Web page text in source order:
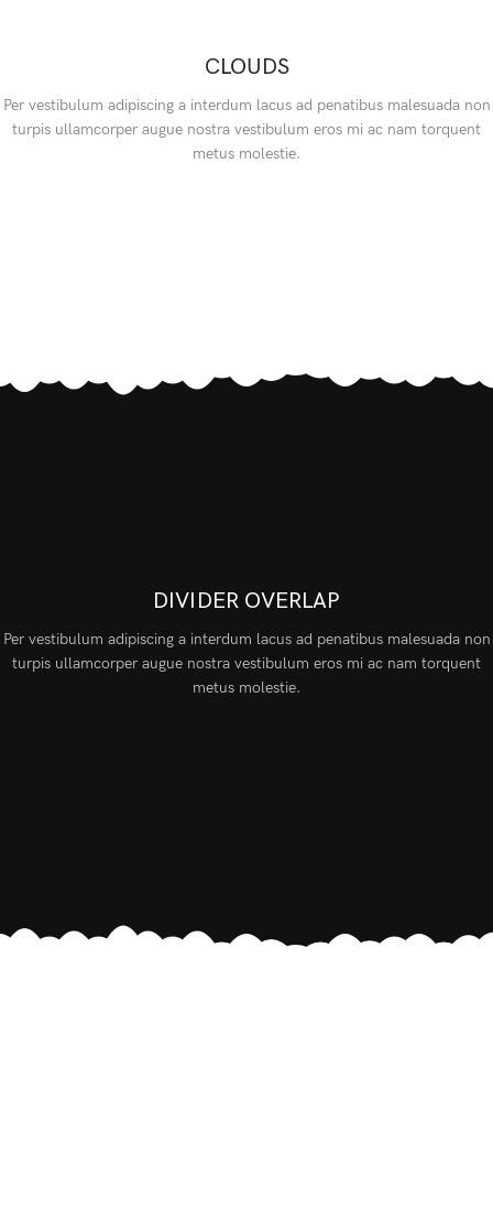
CLOUDS
Per vestibulum adipiscing a interdum lacus ad penatibus malesuada non
turpis ullamcorper augue nostra vestibulum eros mi ac nam torquent
metus molestie.
DIVIDER OVERLAP
Per vestibulum adipiscing a interdum lacus ad penatibus malesuada non
turpis ullamcorper augue nostra vestibulum eros mi ac nam torquent
metus molestie.